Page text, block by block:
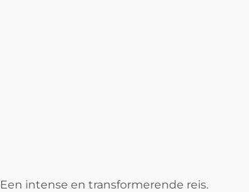
intense en transformerende reis.